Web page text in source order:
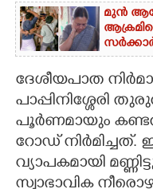
മുൻ
ദേശീയപാത
പാപ്പിനിശ്ശേരി
പൂർണമായും
റോഡ് നിർമിച്ചത്.
വ്യാപകമായി
സ്വാഭാവിക